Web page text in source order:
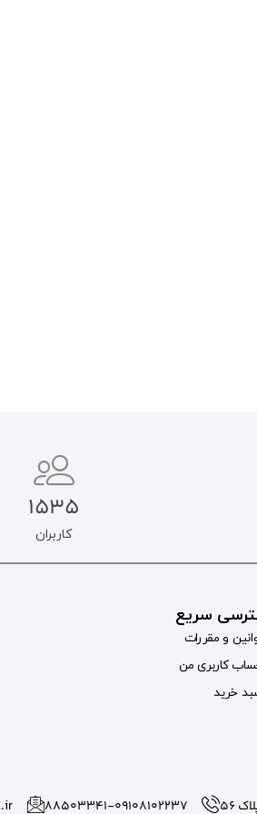
1535
کاربران
سریع
و مقررات
کاربری من
خرید
56 ۸۸۵۰۳۳۴۱-09108102237